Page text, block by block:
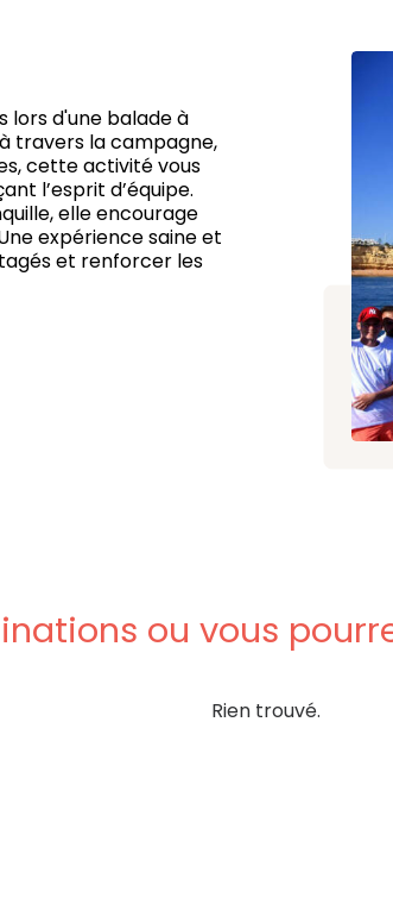
lors d'une balade à
travers la campagne,
cette activité vous
l’esprit d’équipe.
elle encourage
expérience saine et
et renforcer les
ou vous
Rien trouvé.